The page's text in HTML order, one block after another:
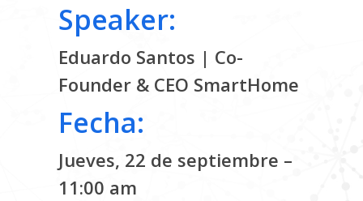
Speaker:
Eduardo Santos | Co-
Founder & CEO SmartHome
Fecha:
Jueves, 22 de septiembre –
11:00 am